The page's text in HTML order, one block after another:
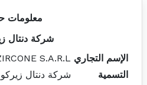
معلومات
شركة دنتال
الإسم التجاري S.A.R.L
التسمية
شركة دنتال